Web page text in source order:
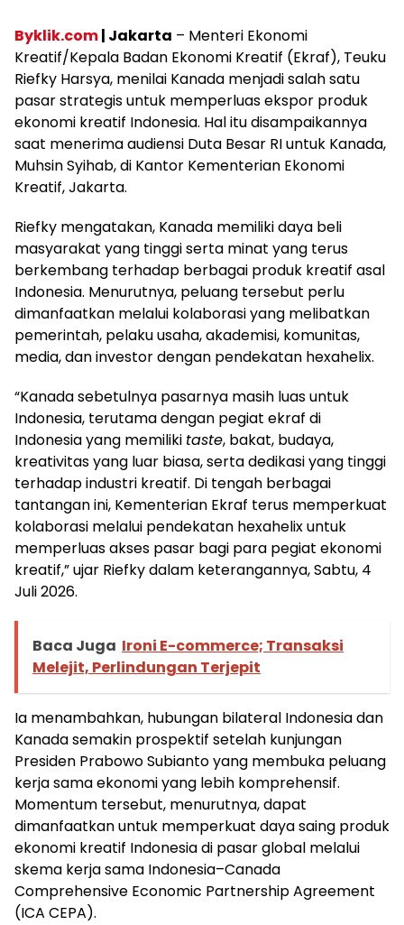
Byklik.com| Jakarta – Menteri Ekonomi
Kreatif/Kepala Badan Ekonomi Kreatif (Ekraf), Teuku
Riefky Harsya, menilai Kanada menjadi salah satu
pasar strategis untuk memperluas ekspor produk
ekonomi kreatif Indonesia. Hal itu disampaikannya
saat menerima audiensi Duta Besar RI untuk Kanada,
Muhsin Syihab, di Kantor Kementerian Ekonomi
Kreatif, Jakarta.
Riefky mengatakan, Kanada memiliki daya beli
masyarakat yang tinggi serta minat yang terus
berkembang terhadap berbagai produk kreatif asal
Indonesia. Menurutnya, peluang tersebut perlu
dimanfaatkan melalui kolaborasi yang melibatkan
pemerintah, pelaku usaha, akademisi, komunitas,
media, dan investor dengan pendekatan hexahelix.
“Kanada sebetulnya pasarnya masih luas untuk
Indonesia, terutama dengan pegiat ekraf di
Indonesia yang memiliki taste, bakat, budaya,
kreativitas yang luar biasa, serta dedikasi yang tinggi
terhadap industri kreatif. Di tengah berbagai
tantangan ini, Kementerian Ekraf terus memperkuat
kolaborasi melalui pendekatan hexahelix untuk
memperluas akses pasar bagi para pegiat ekonomi
kreatif,” ujar Riefky dalam keterangannya, Sabtu, 4
Juli 2026.
Baca Juga Ironi E-commerce; Transaksi
Melejit, Perlindungan Terjepit
Ia menambahkan, hubungan bilateral Indonesia dan
Kanada semakin prospektif setelah kunjungan
Presiden Prabowo Subianto yang membuka peluang
kerja sama ekonomi yang lebih komprehensif.
Momentum tersebut, menurutnya, dapat
dimanfaatkan untuk memperkuat daya saing produk
ekonomi kreatif Indonesia di pasar global melalui
skema kerja sama Indonesia–Canada
Comprehensive Economic Partnership Agreement
(ICA CEPA).